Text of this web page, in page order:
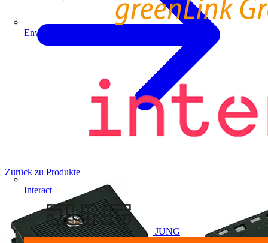
Enwitec
Interact
JUNG
Zurück zu Produkte